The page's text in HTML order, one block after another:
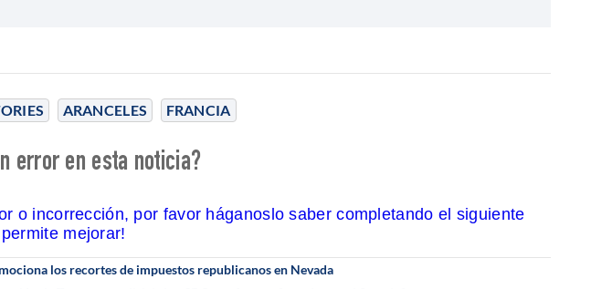
ARANCELES FRANCIA
error en esta noticia?
o incorrección, por favor háganoslo saber completando el siguiente
mejorar!
los recortes de impuestos republicanos en Nevada